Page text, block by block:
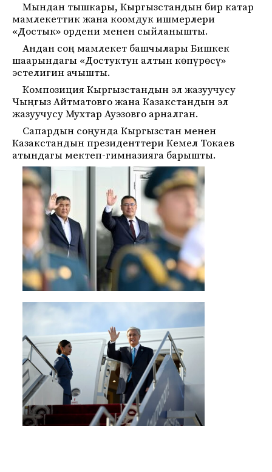
Мындан тышкары, Кыргызстандын бир катар
мамлекеттик жана коомдук ишмерлери
«Достык» ордени менен сыйланышты.
Андан соң мамлекет башчылары Бишкек
шаарындагы «Достуктун алтын көпүрөсү»
эстелигин ачышты.
Композиция Кыргызстандын эл жазуучусу
Чыңгыз Айтматовго жана Казакстандын эл
жазуучусу Мухтар Ауэзовго арналган.
Сапардын соңунда Кыргызстан менен
Казакстандын президенттери Кемел Токаев
атындагы мектеп-гимназияга барышты.